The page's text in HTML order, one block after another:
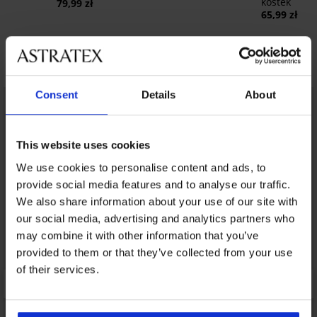
Consent Details About
This website uses cookies
We use cookies to personalise content and ads, to
provide social media features and to analyse our traffic.
We also share information about your use of our site with
our social media, advertising and analytics partners who
may combine it with other information that you’ve
provided to them or that they’ve collected from your use
of their services.
79,99 zł
65,99 zł
Odkryj podobne produkty